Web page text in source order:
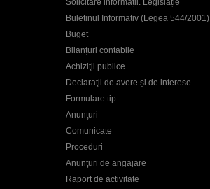
Solicitare informații. Legislație
Buletinul Informativ (Legea 544/2001)
Buget
Bilanțuri contabile
Achiziţii publice
Declaraţii de avere și de interese
Formulare tip
Anunţuri
Comunicate
Proceduri
Anunţuri de angajare
Raport de activitate